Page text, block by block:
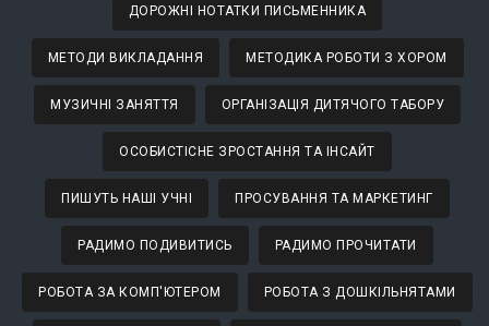
ДОРОЖНІ НОТАТКИ ПИСЬМЕННИКА
МЕТОДИ ВИКЛАДАННЯ МЕТОДИКА РОБОТИ З ХОРОМ
МУЗИЧНІ ЗАНЯТТЯ ОРГАНІЗАЦІЯ ДИТЯЧОГО ТАБОРУ
ОСОБИСТІСНЕ ЗРОСТАННЯ ТА ІНСАЙТ
ПИШУТЬ НАШІ УЧНІ ПРОСУВАННЯ ТА МАРКЕТИНГ
РАДИМО ПОДИВИТИСЬ РАДИМО ПРОЧИТАТИ
РОБОТА ЗА КОМП'ЮТЕРОМ РОБОТА З ДОШКІЛЬНЯТАМИ